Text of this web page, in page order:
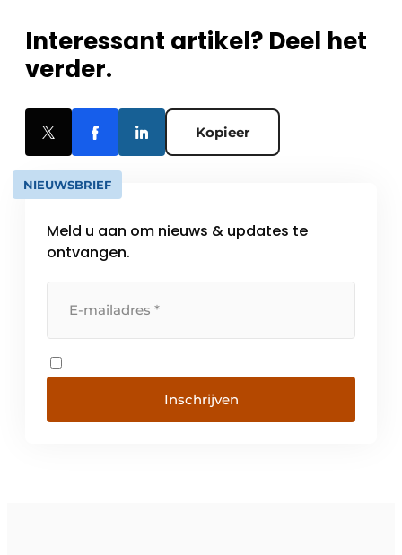
Interessant artikel? Deel het
verder.
Kopieer
NIEUWSBRIEF
Meld u aan om nieuws & updates te
ontvangen.
Inschrijven